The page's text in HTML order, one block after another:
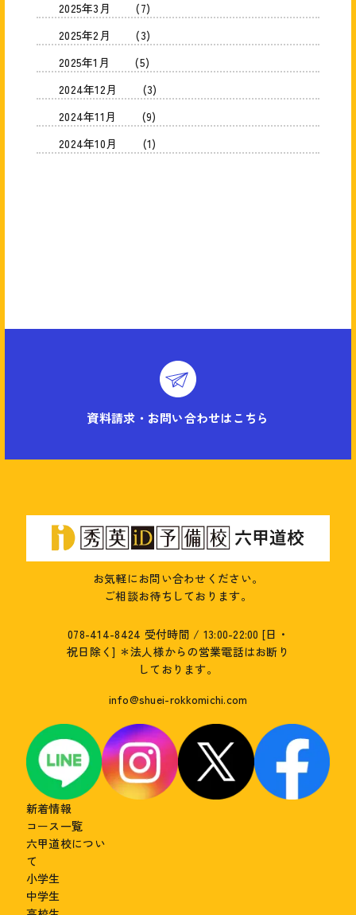
2025年3月
(7)
2025年2月
(3)
2025年1月
(5)
2024年12月
(3)
2024年11月
(9)
2024年10月
(1)
資料請求・お問い合わせはこちら
お気軽にお問い合わせください。
ご相談お待ちしております。
078-414-8424 受付時間 / 13:00-22:00 [日・
祝日除く] ＊法人様からの営業電話はお断り
しております。
info@shuei-rokkomichi.com
新着情報
コース一覧
六甲道校につい
て
小学生
中学生